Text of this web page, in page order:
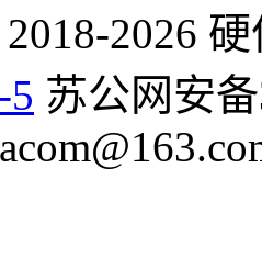
2026
5 苏公网安